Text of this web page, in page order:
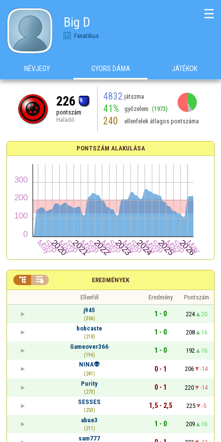
Big D
Fanatikus
☰
NÉVJEGY GYORS DÁMA JÁTÉKOK
226
pontszám
Haladó
4832 játszma
41% győzelem (1973)
240 ellenfelek átlagos pontszáma
PONTSZÁM ALAKULÁSA
EREDMÉNYEK
 
Ellenfél Eredmény
Pontszám
j945
(306)
1 - 0 224
20
bobcaste
(218)
1 - 0 208
16
Gameover366
(196)
1 - 0 192
16
NINA👽
(241)
0 - 1 206
-14
Purity
(273)
0 - 1 220
-14
SESSES
(253)
1,5 - 2,5 225
-5
abue3
(211)
1 - 0 209
16
sam777